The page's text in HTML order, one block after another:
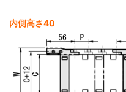
内側高さ40